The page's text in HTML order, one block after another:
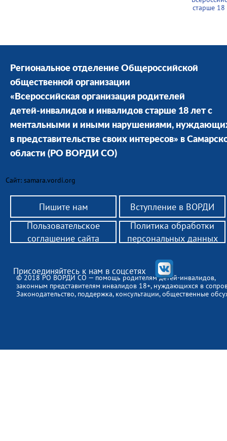
старше
Региональное отделение Общероссийской
общественной организации
«Всероссийская организация родителей
детей-инвалидов и инвалидов старше 18 лет с
ментальными и иными нарушениями,
в представительстве своих интересов» в
области (РО ВОРДИ СО)
Сайт: samara.vordi.org
Пишите нам Вступление в ВОРДИ
© 2018 РО ВОРДИ СО — помощь родителям детей-инвалидов,
законным представителям инвалидов 18+, нуждающихся в
Законодательство, поддержка, консультации, общественные
Присоединяйтесь к нам в соцсетях
Пользовательское
соглашение сайта
Политика обработки
персональных данных